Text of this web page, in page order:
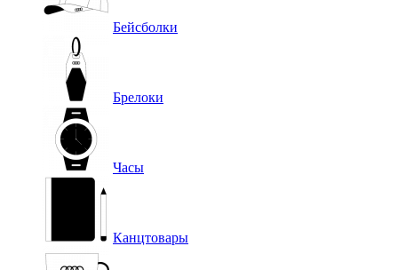
Бейсболки
Брелоки
Часы
Канцтовары